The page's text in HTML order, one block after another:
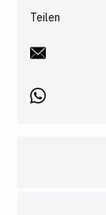
Teilen